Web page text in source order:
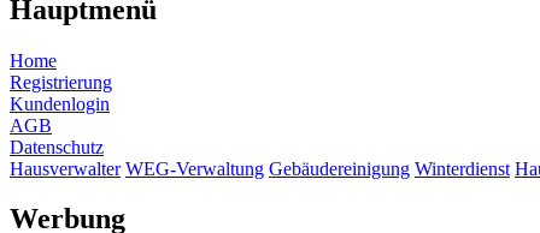
Hauptmenü
Home
Registrierung
Kundenlogin
AGB
Datenschutz
Hausverwalter WEG-Verwaltung Gebäudereinigung Winterdienst
Werbung